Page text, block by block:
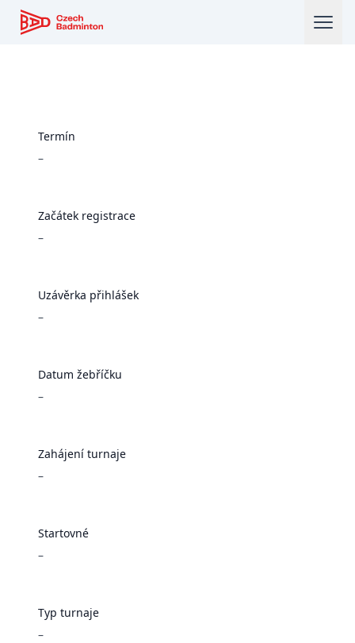
Český badmintonový svaz
Termín
–
Začátek registrace
–
Uzávěrka přihlášek
–
Datum žebříčku
–
Zahájení turnaje
–
Startovné
–
Typ turnaje
–